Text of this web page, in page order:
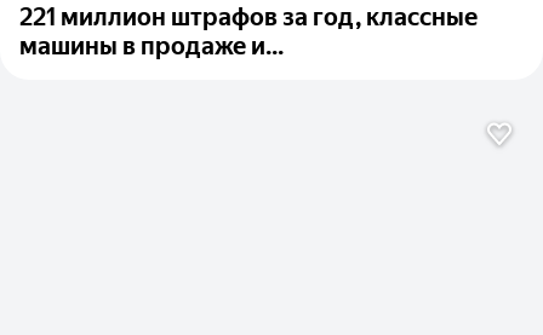
221 миллион штрафов за год, классные
машины в продаже и...